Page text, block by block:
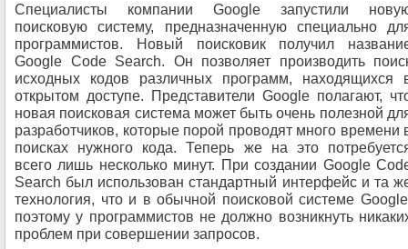
Специалисты компании Google запустили
поисковую систему, предназначенную специально
программистов. Новый поисковик получил
Google Code Search. Он позволяет производить
исходных кодов различных программ, находящихся
открытом доступе. Представители Google полагают,
новая поисковая система может быть очень полезной
разработчиков, которые порой проводят много времени
поисках нужного кода. Теперь же на это
всего лишь несколько минут. При создании Google
Search был использован стандартный интерфейс и та
технология, что и в обычной поисковой системе
поэтому у программистов не должно возникнуть
проблем при совершении запросов.